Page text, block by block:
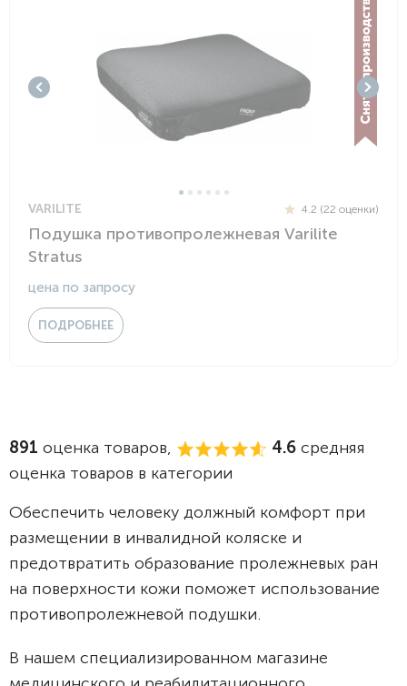
VARILITE 4.2 (22 оценки)
Подушка противопролежневая Varilite
Stratus
цена по запросу
ПОДРОБНЕЕ
891 оценка товаров, 4.6 средняя
оценка товаров в категории
Обеспечить человеку должный комфорт при
размещении в инвалидной коляске и
предотвратить образование пролежневых ран
на поверхности кожи поможет использование
противопролежневой подушки.
В нашем специализированном магазине